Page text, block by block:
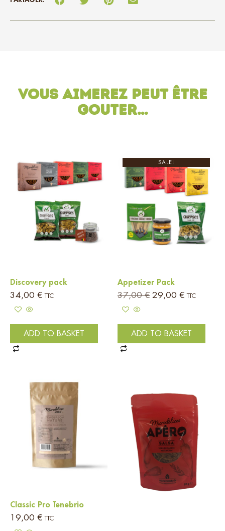
Vous aimerez peut être
gouter…
Discovery pack
34,00 € TTC
ADD TO BASKET
SALE!
Appetizer Pack
37,00€ 29,00 € TTC
ADD TO BASKET
Classic Pro Tenebrio
19,00 € TTC